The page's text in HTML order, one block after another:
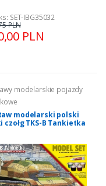
SET-IBG35032
PLN
PLN
modelarskie pojazdy
modelarski polski
czołg TKS-B Tankietka